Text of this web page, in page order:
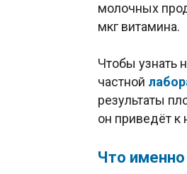
молочных
мкг витамина.
Чтобы узнать
частной
результаты
он приведёт
Что